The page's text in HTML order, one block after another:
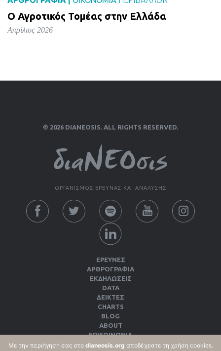
,
Ο Αγροτικός Τομέας στην Ελλάδα
Απρίλιος 2026
© 2026 DIANEOSIS. ALL RIGHTS RESERVED.
ΟΡΓΑΝΙΣΜΟΣ ΕΡΕΥΝΑΣ ΚΑΙ ΑΝΑΛΥΣΗΣ
ΕΡΕΥΝΕΣ
ΑΡΘΡΟΓΡΑΦΙΑ
ΕΚΔΗΛΏΣΕΙΣ
DATA
ΔΕΊΚΤΕΣ
CHARTS
BLOG
ABOUT
ΕΠΙΚΟΙΝΩΝΙΑ
ΕΚΔΌΣΕΙΣ
Με την περιήγησή σας στο dianeosis.org αποδέχεστε τη χρήση cookies.